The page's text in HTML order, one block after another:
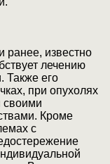
ранее, известно
лечению
Также его
при опухолях
своими
Кроме
с